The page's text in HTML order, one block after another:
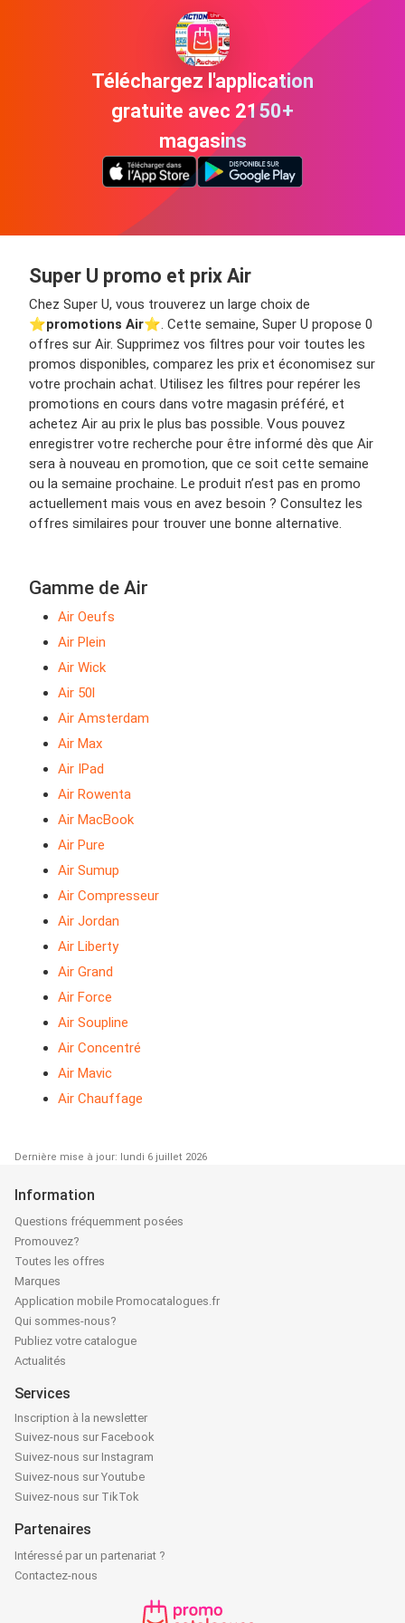
Téléchargez l'application
gratuite avec 2150+
magasins
Super U promo et prix Air
Chez Super U, vous trouverez un large choix de
⭐️promotions Air⭐️. Cette semaine, Super U propose 0
offres sur Air. Supprimez vos filtres pour voir toutes les
promos disponibles, comparez les prix et économisez sur
votre prochain achat. Utilisez les filtres pour repérer les
promotions en cours dans votre magasin préféré, et
achetez Air au prix le plus bas possible. Vous pouvez
enregistrer votre recherche pour être informé dès que Air
sera à nouveau en promotion, que ce soit cette semaine
ou la semaine prochaine. Le produit n’est pas en promo
actuellement mais vous en avez besoin ? Consultez les
offres similaires pour trouver une bonne alternative.
Gamme de Air
Air Oeufs
Air Plein
Air Wick
Air 50l
Air Amsterdam
Air Max
Air IPad
Air Rowenta
Air MacBook
Air Pure
Air Sumup
Air Compresseur
Air Jordan
Air Liberty
Air Grand
Air Force
Air Soupline
Air Concentré
Air Mavic
Air Chauffage
Dernière mise à jour: lundi 6 juillet 2026
Information
Questions fréquemment posées
Promouvez?
Toutes les offres
Marques
Application mobile Promocatalogues.fr
Qui sommes-nous?
Publiez votre catalogue
Actualités
Services
Inscription à la newsletter
Suivez-nous sur Facebook
Suivez-nous sur Instagram
Suivez-nous sur Youtube
Suivez-nous sur TikTok
Partenaires
Intéressé par un partenariat ?
Contactez-nous